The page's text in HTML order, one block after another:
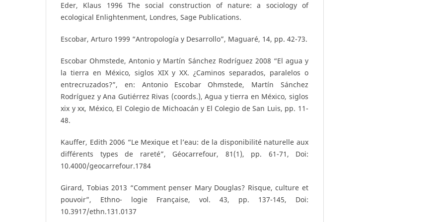
Eder, Klaus 1996 The social construction of nature: a sociology of
ecological Enlightenment, Londres, Sage Publications.
Escobar, Arturo 1999 “Antropología y Desarrollo”, Maguaré, 14, pp. 42-73.
Escobar Ohmstede, Antonio y Martín Sánchez Rodríguez 2008 “El agua y
la tierra en México, siglos XIX y XX. ¿Caminos separados, paralelos o
entrecruzados?”, en: Antonio Escobar Ohmstede, Martín Sánchez
Rodríguez y Ana Gutiérrez Rivas (coords.), Agua y tierra en México, siglos
xix y xx, México, El Colegio de Michoacán y El Colegio de San Luis, pp. 11-
48.
Kauffer, Edith 2006 “Le Mexique et l’eau: de la disponibilité naturelle aux
différents types de rareté”, Géocarrefour, 81(1), pp. 61-71, Doi:
10.4000/geocarrefour.1784
Girard, Tobias 2013 “Comment penser Mary Douglas? Risque, culture et
pouvoir”, Ethno- logie Française, vol. 43, pp. 137-145, Doi:
10.3917/ethn.131.0137